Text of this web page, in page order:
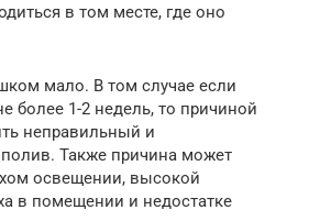
в том месте, где оно
мало. В том случае если
более 1-2 недель, то причиной
неправильный и
Также причина может
освещении, высокой
в помещении и недостатке